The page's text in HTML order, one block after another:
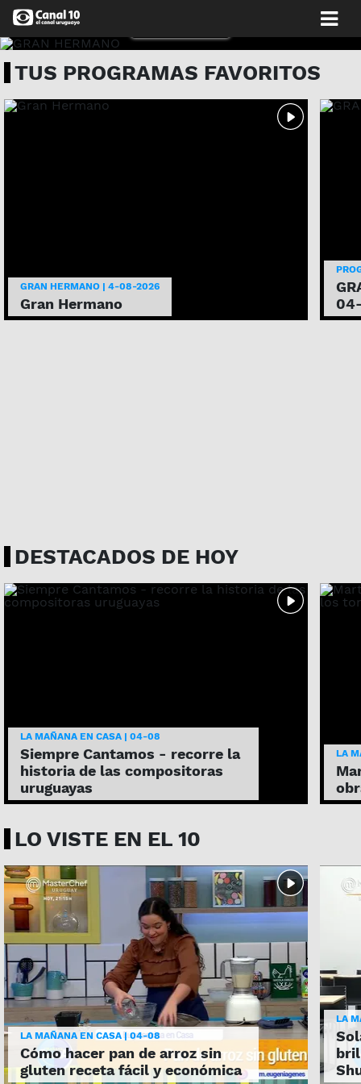
TUS PROGRAMAS FAVORITOS
GRAN HERMANO | 4-08-2026
Gran Hermano
DESTACADOS DE HOY
LA MAÑANA EN CASA | 04-08
Siempre Cantamos - recorre la
historia de las compositoras
uruguayas
LA
LO VISTE EN EL 10
LA MAÑANA EN CASA | 04-08
Cómo hacer pan de arroz sin
gluten receta fácil y económica
LA